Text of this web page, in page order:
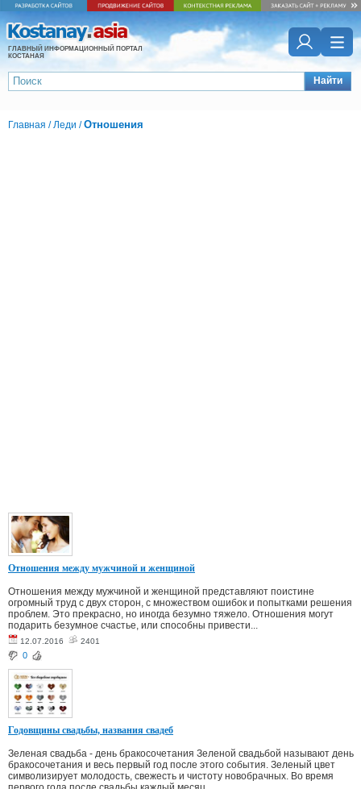
ГЛАВНЫЙ ИНФОРМАЦИОННЫЙ ПОРТАЛ
КОСТАНАЯ
Найти
Главная /Леди /Отношения
Отношения между мужчиной и женщиной
Отношения между мужчиной и женщиной представляют поистине
огромный труд с двух сторон, с множеством ошибок и попытками решения
проблем. Это прекрасно, но иногда безумно тяжело. Отношения могут
подарить безумное счастье, или способны привести...
12.07.2016 2401
0
Годовщины свадьбы, названия свадеб
Зеленая свадьба - день бракосочетания Зеленой свадьбой называют день
бракосочетания и весь первый год после этого события. Зеленый цвет
символизирует молодость, свежесть и чистоту новобрачных. Во время